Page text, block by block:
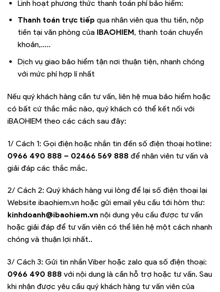
Linh hoạt phương thức thanh toán phí bảo hiểm:
Thanh toán trực tiếp qua nhân viên qua thu tiền, nộp
tiền tại văn phòng của IBAOHIEM, thanh toán chuyển
khoản,…..
Dịch vụ giao bảo hiểm tận nơi thuận tiện, nhanh chóng
với mức phí hợp lí nhất
Nếu quý khách hàng cần tư vấn, liên hệ mua bảo hiểm hoặc
có bất cứ thắc mắc nào, quý khách có thể kết nối với
iBAOHIEM theo các cách sau đây:
1/ Cách 1: Gọi điện hoặc nhắn tin đến số điện thoại hotline:
0966 490 888 – 02466 569 888 để nhân viên tư vấn và
giải đáp các thắc mắc.
2/ Cách 2: Quý khách hàng vui lòng để lại số điện thoại lại
Website ibaohiem.vn hoặc gửi email yêu cầu tới hòm thư:
kinhdoanh@ibaohiem.vn nội dung yêu cầu được tư vấn
hoặc giải đáp để tư vấn viên có thể liên hệ một cách nhanh
chóng và thuận lợi nhất..
3/ Cách 3: Gửi tin nhắn Viber hoặc zalo qua số điện thoại:
0966 490 888 với nội dung là cần hỗ trợ hoặc tư vấn. Sau
khi nhận được yêu cầu quý khách hàng tư vấn viên của